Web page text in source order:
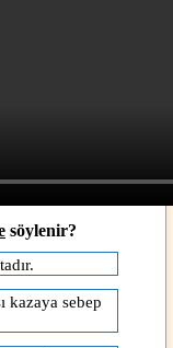
söylenir?
kazaya sebep